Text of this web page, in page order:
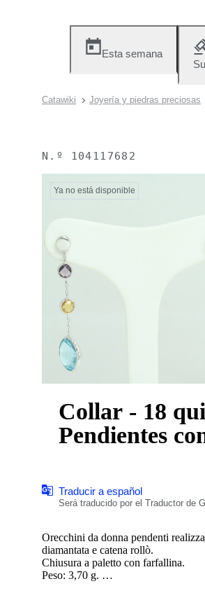
Esta semana
Catawiki Joyería y piedras preciosas
N.º 104117682
Ya no está disponible
Collar - 18
Pendientes
Traducir a español
Será traducido por el Traductor de
Orecchini da donna pendenti
diamantata e catena rollò.
Chiusura a paletto con farfallina.
Peso: 3,70 g.